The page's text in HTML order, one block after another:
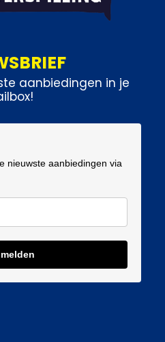
aanbiedingen in je
nieuwste aanbiedingen via